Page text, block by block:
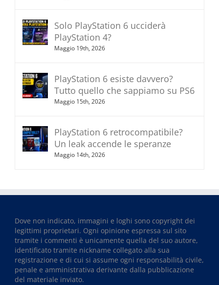
Solo PlayStation 6 ucciderà
PlayStation 4?
Maggio 19th, 2026
PlayStation 6 esiste davvero?
Tutto quello che sappiamo su PS6
Maggio 15th, 2026
PlayStation 6 retrocompatibile?
Un leak accende le speranze
Maggio 14th, 2026
Dove non indicato, immagini e loghi sono copyright dei
legittimi proprietari. Ogni opinione espressa sul sito
tramite i commenti è unicamente quella del suo autore,
identificato tramite nickname collegato alla sua
registrazione e di cui si assume ogni responsabilità civile,
penale e amministrativa derivante dalla pubblicazione
del materiale inviato.